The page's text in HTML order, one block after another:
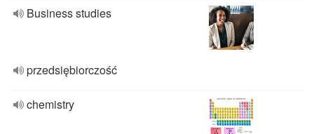
Business studies
przedsiębiorczość
chemistry